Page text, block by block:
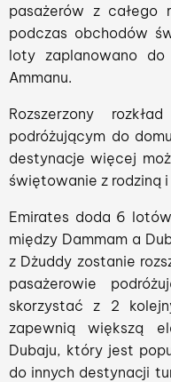
pasażerów z całego
podczas obchodów
loty zaplanowano do
Ammanu.
Rozszerzony
podróżującym do
destynacje więcej
świętowanie z rodziną
Emirates doda 6
między Dammam a
z Dżuddy zostanie
pasażerowie
skorzystać z 2
zapewnią większą
Dubaju, który jest
do innych destynacji